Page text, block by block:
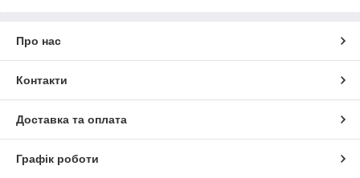
Про нас
Контакти
Доставка та оплата
Графік роботи